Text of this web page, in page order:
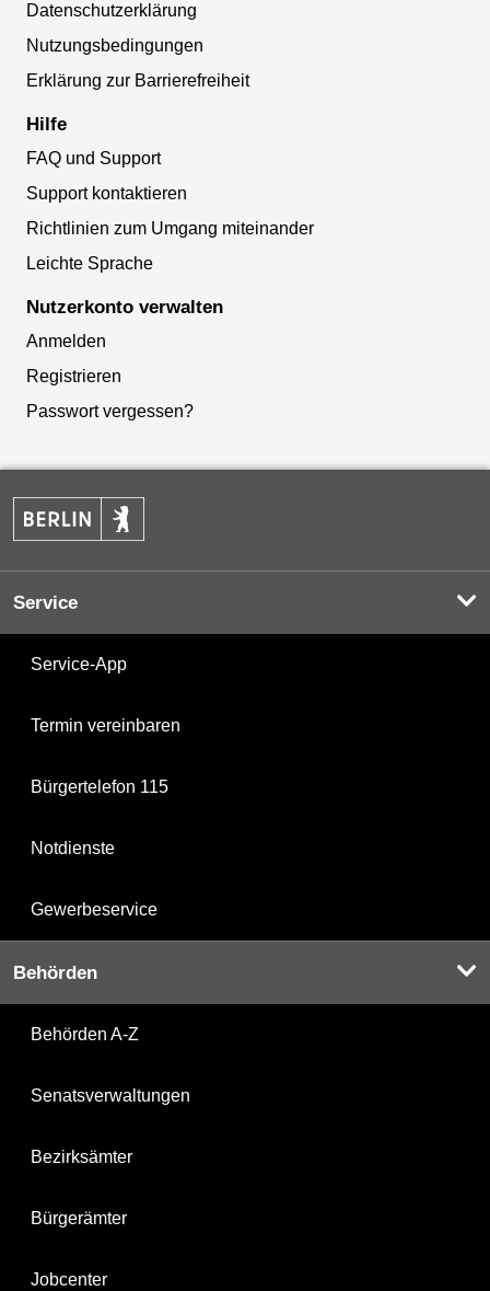
Datenschutzerklärung
Nutzungsbedingungen
Erklärung zur Barrierefreiheit
Hilfe
FAQ und Support
Support kontaktieren
Richtlinien zum Umgang miteinander
Leichte Sprache
Nutzerkonto verwalten
Anmelden
Registrieren
Passwort vergessen?
Service
Service-App
Termin vereinbaren
Bürgertelefon 115
Notdienste
Gewerbeservice
Behörden
Behörden A-Z
Senatsverwaltungen
Bezirksämter
Bürgerämter
Jobcenter